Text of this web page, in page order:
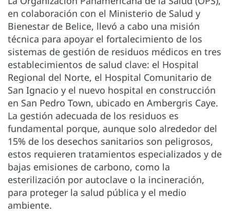
en colaboración con el Ministerio de Salud y
Bienestar de Belice, llevó a cabo una misión
técnica para apoyar el fortalecimiento de los
sistemas de gestión de residuos médicos en tres
establecimientos de salud clave: el Hospital
Regional del Norte, el Hospital Comunitario de
San Ignacio y el nuevo hospital en construcción
en San Pedro Town, ubicado en Ambergris Caye.
La gestión adecuada de los residuos es
fundamental porque, aunque solo alrededor del
15% de los desechos sanitarios son peligrosos,
estos requieren tratamientos especializados y de
bajas emisiones de carbono, como la
esterilización por autoclave o la incineración,
para proteger la salud pública y el medio
ambiente.